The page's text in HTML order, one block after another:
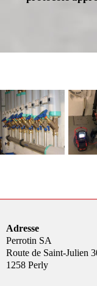
Adresse
Perrotin SA
Route de Saint-Julien
1258 Perly